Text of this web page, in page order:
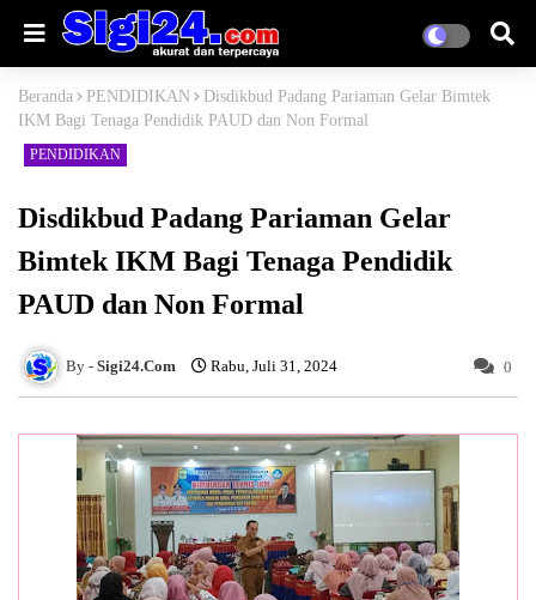
Beranda PENDIDIKAN
Disdikbud Padang Pariaman Gelar Bimtek
IKM Bagi Tenaga Pendidik PAUD dan Non Formal
PENDIDIKAN
Disdikbud Padang Pariaman Gelar
Bimtek IKM Bagi Tenaga Pendidik
PAUD dan Non Formal
Sigi24.Com Rabu, Juli 31, 2024 0